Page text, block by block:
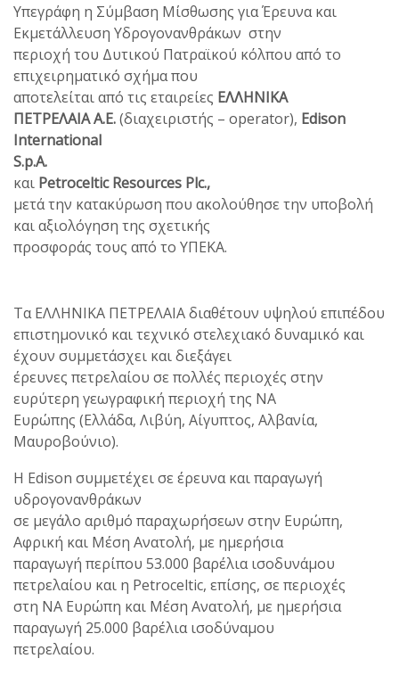
Υπεγράφη η Σύμβαση Μίσθωσης για Έρευνα και
Εκμετάλλευση Υδρογονανθράκων στην
περιοχή του Δυτικού Πατραϊκού κόλπου από το
επιχειρηματικό σχήμα που
αποτελείται από τις εταιρείες ΕΛΛΗΝΙΚΑ
ΠΕΤΡΕΛΑΙΑ Α.Ε.(διαχειριστής – operator), Edison
International
S.p.A.
και Petroceltic Resources Plc.,
μετά την κατακύρωση που ακολούθησε την υποβολή
και αξιολόγηση της σχετικής
προσφοράς τους από το ΥΠΕΚΑ.
Τα ΕΛΛΗΝΙΚΑ ΠΕΤΡΕΛΑΙΑ διαθέτουν υψηλού επιπέδου
επιστημονικό και τεχνικό στελεχιακό δυναμικό και
έχουν συμμετάσχει και διεξάγει
έρευνες πετρελαίου σε πολλές περιοχές στην
ευρύτερη γεωγραφική περιοχή της ΝΑ
Ευρώπης (Ελλάδα, Λιβύη, Αίγυπτος, Αλβανία,
Μαυροβούνιο).
Η Edison συμμετέχει σε έρευνα και παραγωγή
υδρογονανθράκων
σε μεγάλο αριθμό παραχωρήσεων στην Ευρώπη,
Αφρική και Μέση Ανατολή, με ημερήσια
παραγωγή περίπου 53.000 βαρέλια ισοδυνάμου
πετρελαίου και η Petroceltic, επίσης, σε περιοχές
στη ΝΑ Ευρώπη και Μέση Ανατολή, με ημερήσια
παραγωγή 25.000 βαρέλια ισοδύναμου
πετρελαίου.